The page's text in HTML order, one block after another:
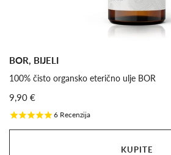
BOR, BIJELI
100% čisto organsko eterično ulje BOR
9,90 €
6 Recenzija
KUPITE